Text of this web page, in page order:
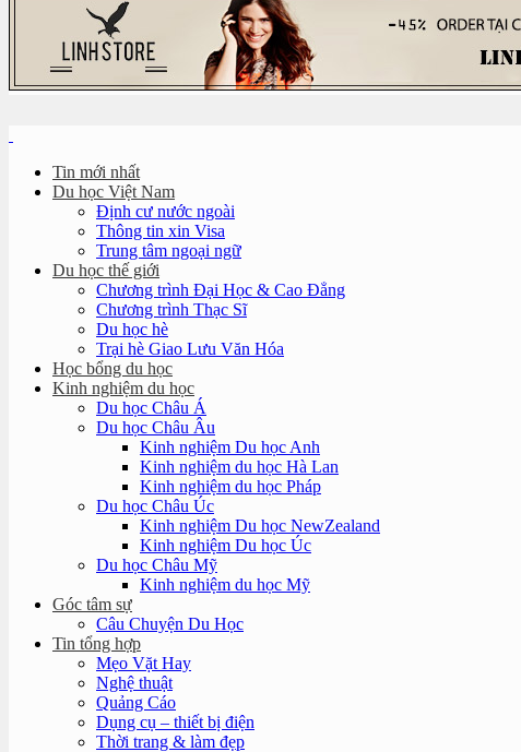
Tin mới nhất
Du học Việt Nam
Định cư nước ngoài
Thông tin xin Visa
Trung tâm ngoại ngữ
Du học thế giới
Chương trình Đại Học & Cao Đẳng
Chương trình Thạc Sĩ
Du học hè
Trại hè Giao Lưu Văn Hóa
Học bổng du học
Kinh nghiệm du học
Du học Châu Á
Du học Châu Âu
Kinh nghiệm Du học Anh
Kinh nghiệm du học Hà Lan
Kinh nghiệm du học Pháp
Du học Châu Úc
Kinh nghiệm Du học NewZealand
Kinh nghiệm Du học Úc
Du học Châu Mỹ
Kinh nghiệm du học Mỹ
Góc tâm sự
Câu Chuyện Du Học
Tin tổng hợp
Mẹo Vặt Hay
Nghệ thuật
Quảng Cáo
Dụng cụ – thiết bị điện
Thời trang & làm đẹp